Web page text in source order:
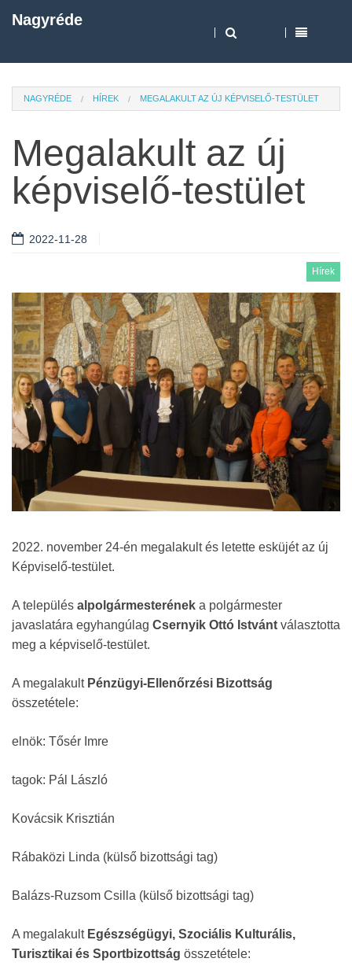
Nagyréde
NAGYRÉDE HÍREK MEGALAKULT AZ ÚJ KÉPVISELŐ-TESTÜLET
Megalakult az új
képviselő-testület
2022-11-28
Hírek
2022. november 24-én megalakult és letette esküjét az új
Képviselő-testület.
A település alpolgármesterének a polgármester
javaslatára egyhangúlag Csernyik Ottó Istvánt választotta
meg a képviselő-testület.
A megalakult Pénzügyi-Ellenőrzési Bizottság
összetétele:
elnök: Tősér Imre
tagok: Pál László
Kovácsik Krisztián
Rábaközi Linda (külső bizottsági tag)
Balázs-Ruzsom Csilla (külső bizottsági tag)
A megalakultEgészségügyi, Szociális Kulturális,
Turisztikai és Sportbizottság összetétele: